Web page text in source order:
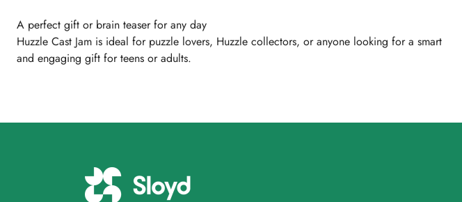
A perfect gift or brain teaser for any day
Huzzle Cast Jam is ideal for puzzle lovers, Huzzle collectors, or anyone looking for a smart
and engaging gift for teens or adults.